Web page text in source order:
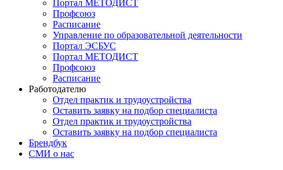
Портал МЕТОДИСТ
Профсоюз
Расписание
Управление по образовательной деятельности
Портал ЭСБУС
Портал МЕТОДИСТ
Профсоюз
Расписание
Работодателю
Отдел практик и трудоустройства
Оставить заявку на подбор специалиста
Отдел практик и трудоустройства
Оставить заявку на подбор специалиста
Брендбук
СМИ о нас